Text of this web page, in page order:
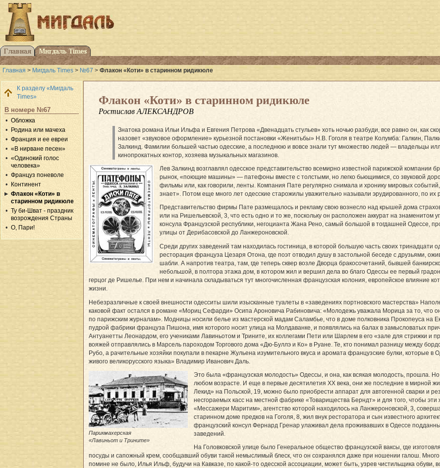
Главная > Мигдаль Times > №67 > Флакон «Коти» в старинном ридикюле
К разделу «Мигдаль
Times»
В номере №67
Обложка
Родина или мачеха
Франция и ее евреи
«В нирване песен»
«Одинокий голос
человека»
Француз поневоле
Континент
Флакон «Коти» в
старинном ридикюле
Ту би-Шват - праздник
возрождения Страны
О, Пари!
Флакон «Коти» в старинном ридикюле
Ростислав АЛЕКСАНДРОВ
Знатока романа Ильи Ильфа и Евгения Петрова «Двенадцать стульев» хоть ночью разбуди, все равно он, как
назовет «звуковое оформление» курьезной постановки «Женитьбы» Н.В. Гоголя в театре Колумба: Галкин,
Залкинд. Фамилии большей частью одесские, а последнюю и вовсе знали тут множество людей — владельцы
кинопрокатных контор, хозяева музыкальных магазинов.
Лев Залкинд возглавлял одесское представительство всемирно известной парижской компании
рынок, «поющие машины» — патефоны вместе с толстыми, но легко бьющимися, со звуковой
фильмы или, как говорили, ленты. Компания Пате регулярно снимала и хронику мировых
знает». Потом еще много лет одесские старожилы уважительно называли эрудированного, по их
Представительство фирмы Пате размещалось и рекламу свою вознесло над крышей дома
или на Ришельевской, 3, что есть одно и то же, поскольку он расположен аккурат на знаменитом
консула Французской республики, негоцианта Жана Рено, самый большой в тогдашней Одессе,
улицы от Дерибасовской до Ланжероновской.
Среди других заведений там находилась гостиница, в которой большую часть своих тринадцати
ресторация француза Цезаря Отона, где поэт отводил душу в застольной беседе с друзьями,
шабли. А напротив театра, там, где теперь сквер возле Дворца бракосочетаний, бывшей
небольшой, в полтора этажа дом, в котором жил и вершил дела во благо Одессы ее первый
герцог де Ришелье. При нем и начинала складываться тут многочисленная французская колония, европейское влияние
жизни.
Небезразличные к своей внешности одесситы шили изысканные туалеты в «заведениях портновского мастерства»
каковой факт остался в романе «Мориц Сефарди» Осипа Ароновича Рабиновича: «Молодежь уважала Морица за то, что
по парижским журналам». Модницы носили белье из мастерской мадам Саламбье, что в доме полковника Прокопеуса на
пудрой фабрики француза Пишона, имя которого носит улица на Молдаванке, и появлялись на балах в замысловатых
Антуанетты Леонардом, его учениками Лавиньотом и Трините, их коллегами Пети или Шарлем в его «зале для стрижки и
вояжей отправлялись в Марсель пароходом Торгового дома «Дю-Буллэ и Ко» в Руане. Те, кто понимал разницу между
Рубо, а рачительные хозяйки покупали в пекарне Жульена изумительного вкуса и аромата французские булки, которые
живого великорусского языка» Владимир Иванович Даль.
Парикмахерская
«Лавиньот и Трините»
Это была «французская молодость» Одессы, и она, как всякая молодость, прошла.
любом возрасте. И еще в первые десятилетия ХХ века, они же последние в мирной
Лекид» на Польской, 19, можно было приобрести аппарат для автогенной сварки и
несгораемых касс на местной фабрике «Товарищества Берндт» и для того, чтобы
«Мессажери Маритим», агентство которой находилось на Ланжероновской, 3,
старинном доме предков на Гоголя, 8, жил внук ресторатора и сын известного
французский консул Фернард Гренар улаживал дела проживавших в Одессе
заведений.
На Головковской улице было Генеральное общество французской ваксы, где
посуды и сапожный крем, сообщавший обуви такой немыслимый блеск, что он сохранялся даже при ношении галош. Много
помине не было, Илья Ильф, будучи на Кавказе, по какой-то одесской ассоциации, может быть, узрев чистильщика обуви,